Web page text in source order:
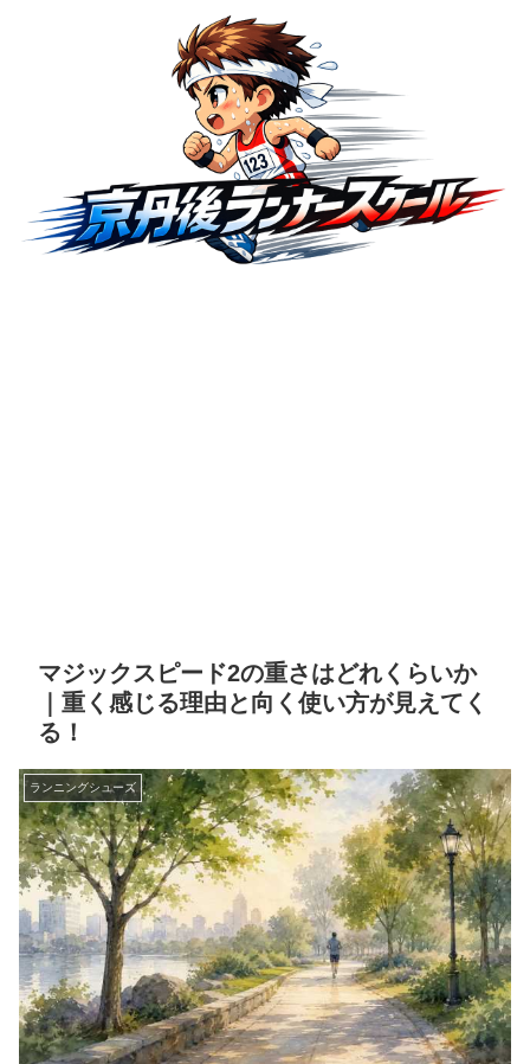
マジックスピード2の重さはどれくらいか
｜重く感じる理由と向く使い方が見えてく
る！
ランニングシューズ